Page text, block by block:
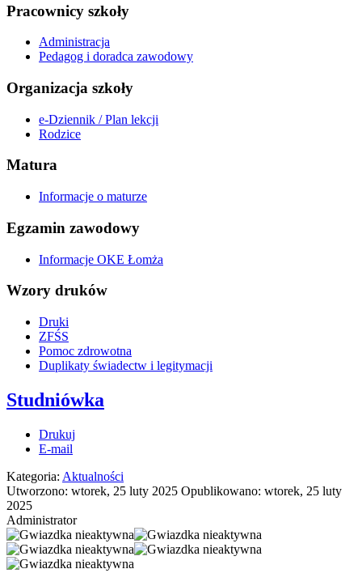
Pracownicy szkoły
Administracja
Pedagog i doradca zawodowy
Organizacja szkoły
e-Dziennik / Plan lekcji
Rodzice
Matura
Informacje o maturze
Egzamin zawodowy
Informacje OKE Łomża
Wzory druków
Druki
ZFŚS
Pomoc zdrowotna
Duplikaty świadectw i legitymacji
Studniówka
Drukuj
E-mail
Kategoria: Aktualności
Utworzono: wtorek, 25 luty 2025 Opublikowano: wtorek, 25 luty
2025
Administrator